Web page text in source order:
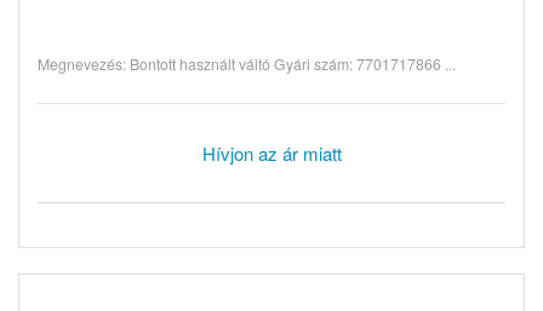
Megnevezés: Bontott használt váltó Gyári szám: 7701717866 ...
Hívjon az ár miatt